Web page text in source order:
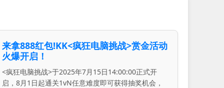
来拿888红包!KK<疯狂电脑挑战>赏金活动
火爆开启！
<疯狂电脑挑战>于2025年7月15日14:00:00正式开
启，8月1日起通关1vN任意难度即可获得抽奖机会，